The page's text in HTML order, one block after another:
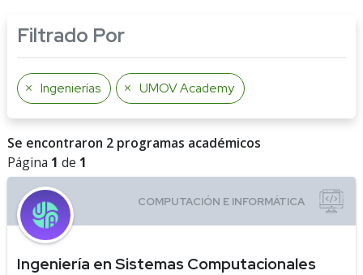
Filtrado Por
Ingenierías UMOV Academy
Se encontraron 2 programas académicos
Página 1 de 1
Ingeniería en Sistemas Computacionales